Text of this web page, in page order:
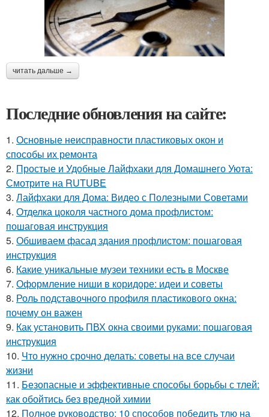
читать дальше →
Последние обновления на сайте:
1. Основные неисправности пластиковых окон и
способы их ремонта
2. Простые и Удобные Лайфхаки для Домашнего Уюта:
Смотрите на RUTUBE
3. Лайфхаки для Дома: Видео с Полезными Советами
4. Отделка цоколя частного дома профлистом:
пошаговая инструкция
5. Обшиваем фасад здания профлистом: пошаговая
инструкция
6. Какие уникальные музеи техники есть в Москве
7. Оформление ниши в коридоре: идеи и советы
8. Роль подставочного профиля пластикового окна:
почему он важен
9. Как установить ПВХ окна своими руками: пошаговая
инструкция
10. Что нужно срочно делать: советы на все случаи
жизни
11. Безопасные и эффективные способы борьбы с тлей:
как обойтись без вредной химии
12. Полное руководство: 10 способов победить тлю на